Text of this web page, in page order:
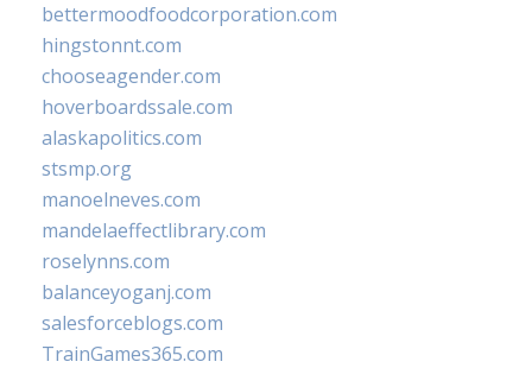
bettermoodfoodcorporation.com
hingstonnt.com
chooseagender.com
hoverboardssale.com
alaskapolitics.com
stsmp.org
manoelneves.com
mandelaeffectlibrary.com
roselynns.com
balanceyoganj.com
salesforceblogs.com
TrainGames365.com